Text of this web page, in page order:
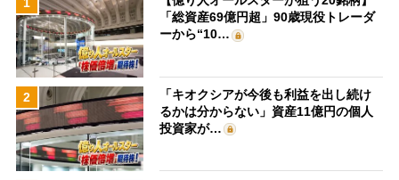
「総資産69億円超」90歳現役トレーダ
ーから“10…
2
「キオクシアが今後も利益を出し続け
るかは分からない」資産11億円の個人
投資家が…